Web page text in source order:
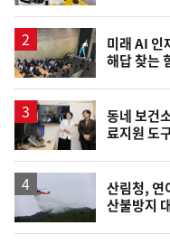
미래 AI 인
해답 찾는
동네 보건
료지원 도
산림청, 연
산불방지